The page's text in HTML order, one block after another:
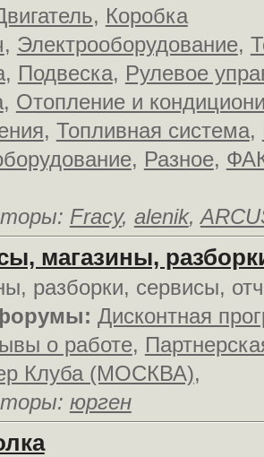
, Коробка
, Электрооборудование,
, Подвеска, Рулевое
, Отопление и
, Топливная система,
, Разное,
Fracy, alenik,
магазины,
разборки, сервисы,
Дисконтная
о работе,
Клуба (МОСКВА),
юрген